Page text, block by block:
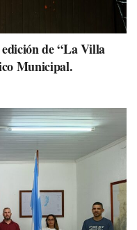
de “La Villa
Municipal.